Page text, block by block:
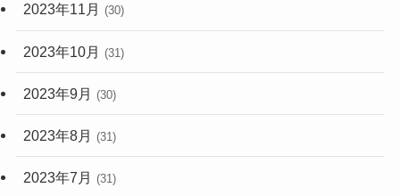
2023年11月 (30)
2023年10月 (31)
2023年9月 (30)
2023年8月 (31)
2023年7月 (31)